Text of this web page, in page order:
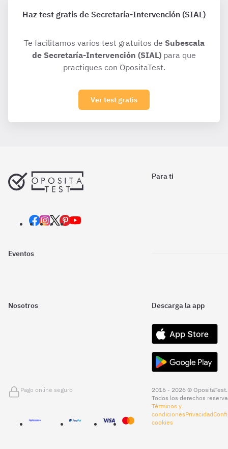
Haz test gratis de Secretaría-Intervención (SIAL)
Te facilitamos varios test gratuitos de Subescala
de Secretaría-Intervención (SIAL) para que
practiques con OpositaTest.
Ver test gratis
Para ti
Eventos
Nosotros Descarga la app
Pago online seguro
2016 - 2026 © OpositaTest.
Todos los derechos
Términos y
condicionesPrivacidad
cookies